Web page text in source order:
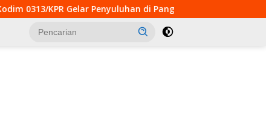
Penyuluhan di Pangkalan Terap